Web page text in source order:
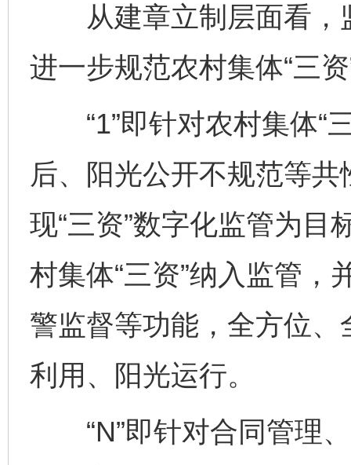
从建章立制层面看，
进一步规范农村集体“三
“1”即针对农村集体“
后、阳光公开不规范等
现“三资”数字化监管为目
村集体“三资”纳入监管，
警监督等功能，全方位
利用、阳光运行。
“N”即针对合同管理、